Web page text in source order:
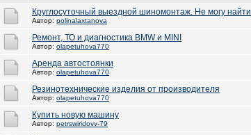
Круглосуточный выездной шиномонтаж. Не могу найти
Автор: polinalaxtanova
Ремонт, ТО и диагностика BMW и MINI
Автор: olapetuhova770
Аренда автостоянки
Автор: olapetuhova770
Резинотехнические изделия от производителя
Автор: olapetuhova770
Купить новую машину
Автор: petrswiridovv-79